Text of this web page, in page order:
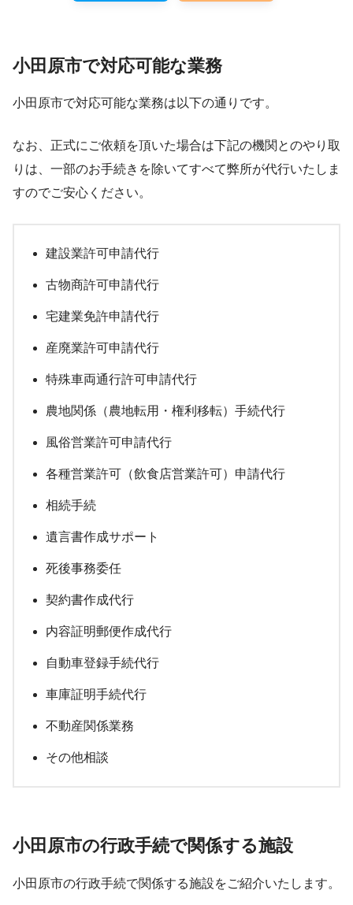
小田原市で対応可能な業務
小田原市で対応可能な業務は以下の通りです。
なお、正式にご依頼を頂いた場合は下記の機関とのやり取
りは、一部のお手続きを除いてすべて弊所が代行いたしま
すのでご安心ください。
建設業許可申請代行
古物商許可申請代行
宅建業免許申請代行
産廃業許可申請代行
特殊車両通行許可申請代行
農地関係（農地転用・権利移転）手続代行
風俗営業許可申請代行
各種営業許可（飲食店営業許可）申請代行
相続手続
遺言書作成サポート
死後事務委任
契約書作成代行
内容証明郵便作成代行
自動車登録手続代行
車庫証明手続代行
不動産関係業務
その他相談
小田原市の行政手続で関係する施設
小田原市の行政手続で関係する施設をご紹介いたします。